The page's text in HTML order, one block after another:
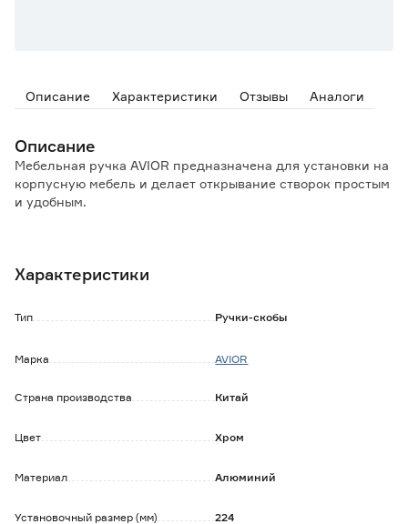
Описание Характеристики Отзывы Аналоги
Описание
Мебельная ручка AVIOR предназначена для установки на
корпусную мебель и делает открывание створок простым
и удобным.
прочность, долгий срок эксплуатации;
изготовленной из натуральных и искусственных
- легко устанавливается и демонтируется.
Обратите внимание:
Протирать влажной тканью, смоченной в любом
абразивов и агрессивных веществ. После вытереть
Характеристики
Тип Ручки-скобы
Марка AVIOR
Страна производства Китай
Цвет Хром
Материал Алюминий
Установочный размер (мм) 224